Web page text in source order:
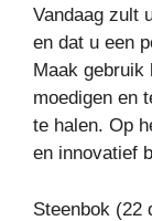
Vandaag zult
en dat u een
Maak gebruik
moedigen en
te halen. Op
en innovatief
Steenbok (22